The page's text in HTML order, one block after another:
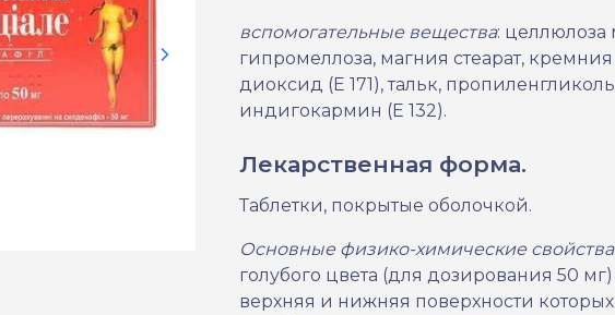
вспомогательные вещества: целлюлоза
гипромеллоза, магния стеарат,
диоксид (Е 171), тальк,
индигокармин (Е 132).
Лекарственная форма.
Таблетки, покрытые оболочкой.
Основные физико-химические
голубого цвета (для дозирования 50
верхняя и нижняя поверхности